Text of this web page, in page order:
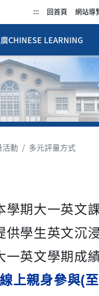
::: 回首頁 網站導
CHINESE LEARNING
動 多元評量方式
期大一英文
學生英文沉
英文學期成
上親身參與(